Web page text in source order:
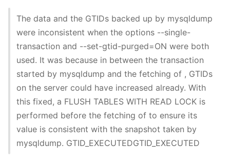
The data and the GTIDs backed up by mysqldump
were inconsistent when the options --single-
transaction and --set-gtid-purged=ON were both
used. It was because in between the transaction
started by mysqldump and the fetching of , GTIDs
on the server could have increased already. With
this fixed, a FLUSH TABLES WITH READ LOCK is
performed before the fetching of to ensure its
value is consistent with the snapshot taken by
mysqldump. GTID_EXECUTEDGTID_EXECUTED